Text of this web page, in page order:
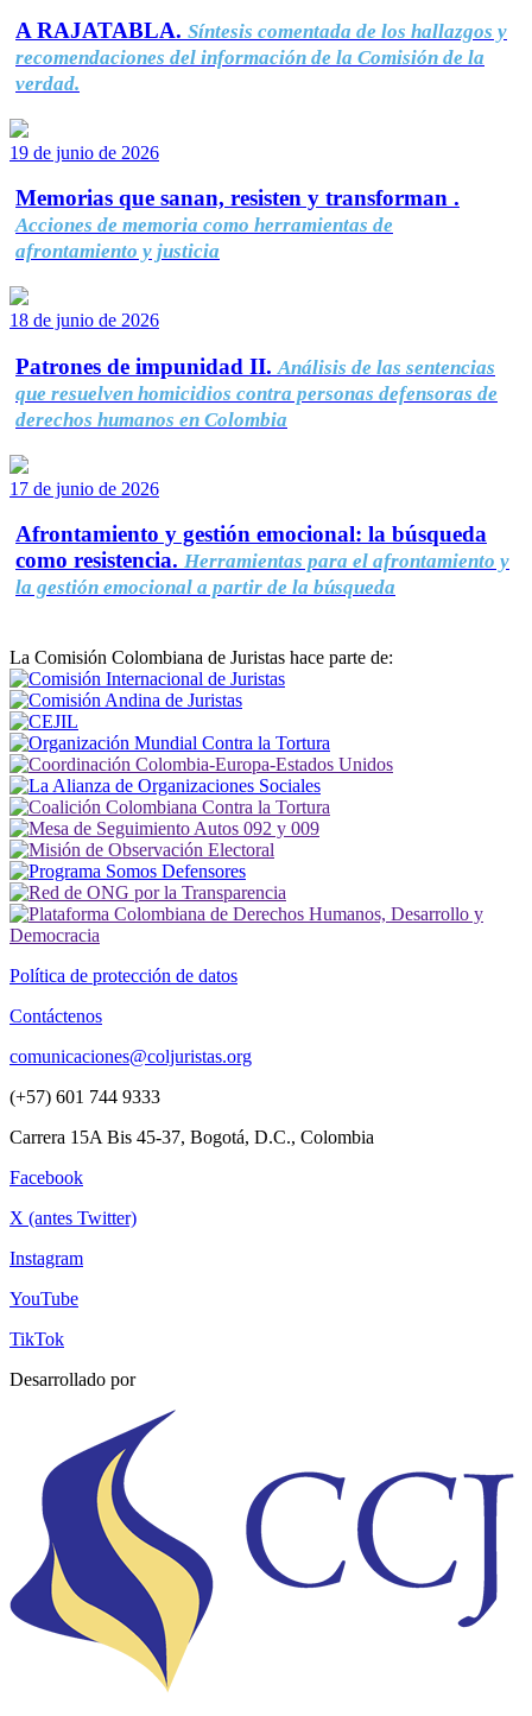
A RAJATABLA. Síntesis comentada de los hallazgos y
recomendaciones del información de la Comisión de la
verdad.
19 de junio de 2026
Memorias que sanan, resisten y transforman .
Acciones de memoria como herramientas de
afrontamiento y justicia
18 de junio de 2026
Patrones de impunidad II. Análisis de las sentencias
que resuelven homicidios contra personas defensoras de
derechos humanos en Colombia
17 de junio de 2026
Afrontamiento y gestión emocional: la búsqueda
como resistencia. Herramientas para el afrontamiento y
la gestión emocional a partir de la búsqueda
La Comisión Colombiana de Juristas hace parte de:
Política de protección de datos
Contáctenos
comunicaciones@coljuristas.org
(+57) 601 744 9333
Carrera 15A Bis 45-37, Bogotá, D.C., Colombia
Facebook
X (antes Twitter)
Instagram
YouTube
TikTok
Desarrollado por